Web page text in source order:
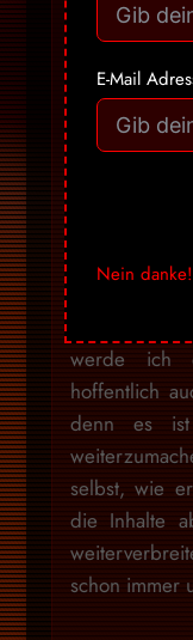
letzten 2
Menschen
dabei
niemals
Gegenüber
werde ich
hoffentlich
denn es
selbst, wie
die Inhalte
schon immer
E-Mail
Nein danke!